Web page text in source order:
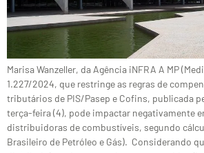
Marisa Wanzeller, da Agência iNFRA A MP
1.227/2024, que restringe as regras de
tributários de PIS/Pasep e Cofins, publicada
terça-feira (4), pode impactar negativamente
distribuidoras de combustíveis, segundo
Brasileiro de Petróleo e Gás). Considerando